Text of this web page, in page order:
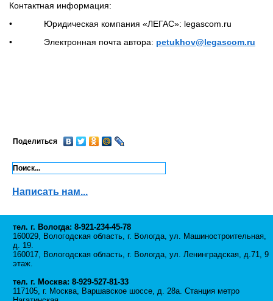
Контактная информация:
• Юридическая компания «ЛЕГАС»: legascom.ru
• Электронная почта автора: petukhov@legascom.ru
Поделиться
Написать нам...
тел. г. Вологда: 8-921-234-45-78
160029, Вологодская область, г. Вологда, ул. Машиностроительная,
д. 19.
160017, Вологодская область, г. Вологда, ул. Ленинградская, д.71, 9
этаж.
тел. г. Москва: 8-929-527-81-33
117105, г. Москва, Варшавское шоссе, д. 28а. Станция метро